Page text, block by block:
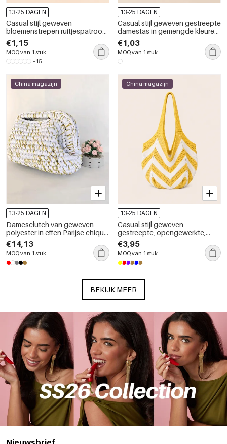
13-25 DAGEN
Casual stijl geweven
bloemenstrepen ruitjespatroon
gemengde kleuren plantenlijnen
geometrische vorm polyester
damestas
€1,15
MOQ van 1 stuk
+15
13-25 DAGEN
Casual stijl geweven gestreepte
damestas in gemengde kleuren,
vierkant model.
€1,03
MOQ van 1 stuk
China magazijn
13-25 DAGEN
Damesclutch van geweven
polyester in effen Parijse chique
stijl
€14,13
MOQ van 1 stuk
China magazijn
13-25 DAGEN
Casual stijl geweven
gestreepte, opengewerkte,
gemengde kleuren geweven
polyester ronde damestas
€3,95
MOQ van 1 stuk
BEKIJK MEER